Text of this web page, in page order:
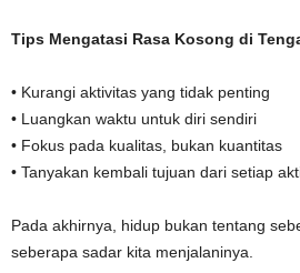
Tips Mengatasi Rasa Kosong di
• Kurangi aktivitas yang tidak penting
• Luangkan waktu untuk diri sendiri
• Fokus pada kualitas, bukan kuantitas
• Tanyakan kembali tujuan dari setiap
Pada akhirnya, hidup bukan tentang
seberapa sadar kita menjalaninya.